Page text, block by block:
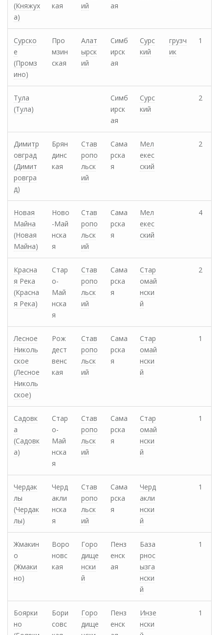
(Княжух
а)
кая
ий
ая
Сурско
е
(Промз
ино)
Про
мзин
ская
Алат
ырск
ий
Симб
ирск
ая
Сурс
кий
грузч
ик
1
Тула
(Тула)
Симб
ирск
ая
Сурс
кий
2
Димитр
овград
(Димит
ровгра
д)
Брян
динс
кая
Став
ропо
льск
ий
Сама
рска
я
Мел
екес
ский
2
Новая
Майна
(Новая
Майна)
Ново
-Май
нска
я
Став
ропо
льск
ий
Сама
рска
я
Мел
екес
ский
4
Красна
я Река
(Красна
я Река)
Стар
о-
Май
нска
я
Став
ропо
льск
ий
Сама
рска
я
Стар
омай
нски
й
2
Лесное
Николь
ское
(Лесное
Николь
ское)
Рож
дест
венс
кая
Став
ропо
льск
ий
Сама
рска
я
Стар
омай
нски
й
1
Садовк
а
(Садовк
а)
Стар
о-
Май
нска
я
Став
ропо
льск
ий
Сама
рска
я
Стар
омай
нски
й
1
Чердак
лы
(Чердак
лы)
Черд
акли
нска
я
Став
ропо
льск
ий
Сама
рска
я
Черд
акли
нски
й
1
Жмакин
о
(Жмаки
но)
Воро
новс
кая
Горо
дище
нски
й
Пенз
енск
ая
База
рнос
ызга
нски
й
1
Боярки
но
Бори
совс
Горо
дище
Пенз
енск
Инзе
нски
1